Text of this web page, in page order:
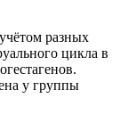
разных
цикла в
у группы